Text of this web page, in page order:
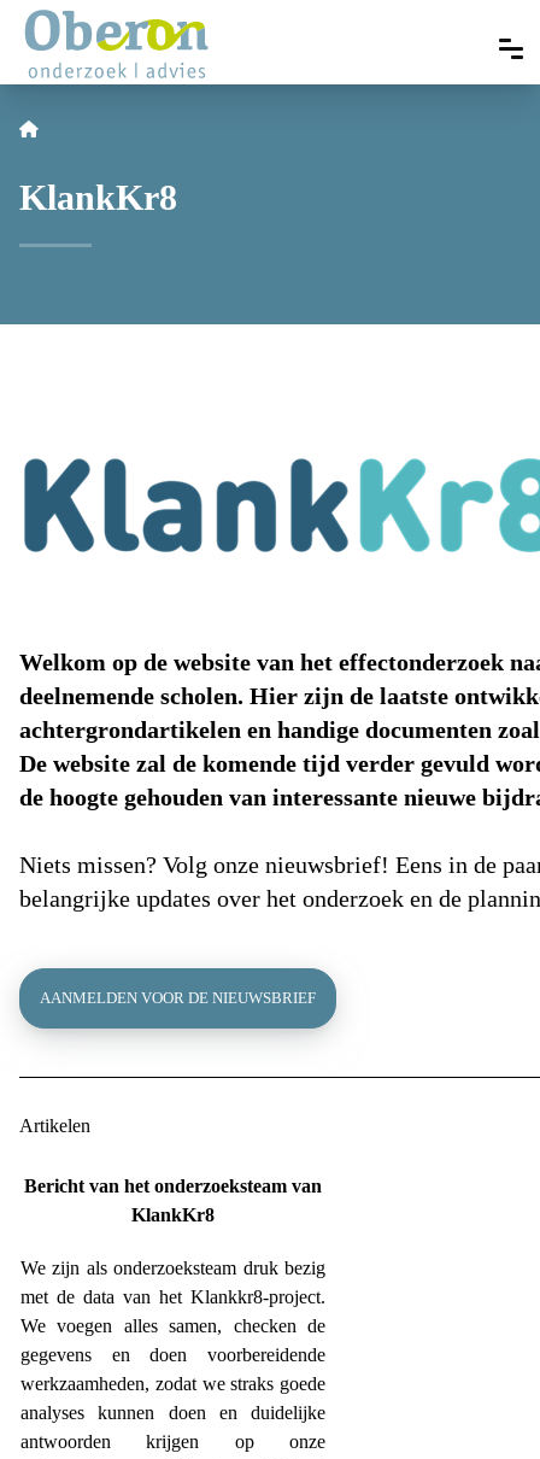
KlankKr8
Welkom op de website van het effectonderzoek
deelnemende scholen. Hier zijn de laatste
achtergrondartikelen en handige documenten
De website zal de komende tijd verder gevuld
de hoogte gehouden van interessante nieuwe
Niets missen? Volg onze nieuwsbrief! Eens in de
belangrijke updates over het onderzoek en de
AANMELDEN VOOR DE NIEUWSBRIEF
Artikelen
Bericht van het onderzoeksteam van
KlankKr8
We zijn als onderzoeksteam druk bezig
met de data van het Klankkr8-project.
We voegen alles samen, checken de
gegevens en doen voorbereidende
werkzaamheden, zodat we straks goede
analyses kunnen doen en duidelijke
antwoorden krijgen op onze